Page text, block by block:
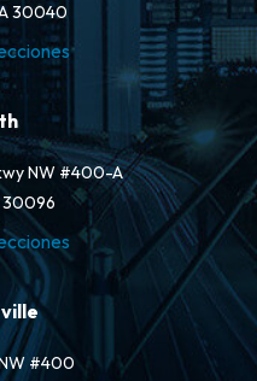
30040
NW #400-A
30096
#400